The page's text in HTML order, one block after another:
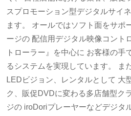
スプロモーション型デジタルサイ
ます。 オールではソフト面をサポ
ージの 配信用デジタル映像コント
トローラー』を中心に お客様の手
るシステムを実現しています。
ま
LEDビジョン、レンタルとして 大
ク、販促DVDに変わる多店舗型ク
ジの iroDoriプレーヤーなどデジタ